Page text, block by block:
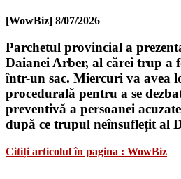
[WowBiz] 8/07/2026
Parchetul provincial a
Daianei Arber, al cărei trup a
într-un sac. Miercuri va avea
procedurală pentru a se
preventivă a persoanei
după ce trupul neînsuflețit al
Citiți articolul în pagina : WowBiz